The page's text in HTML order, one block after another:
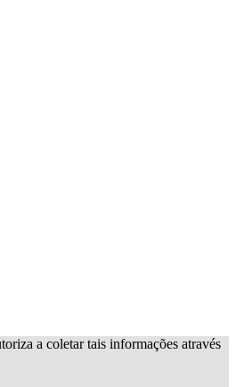
a coletar tais informações através